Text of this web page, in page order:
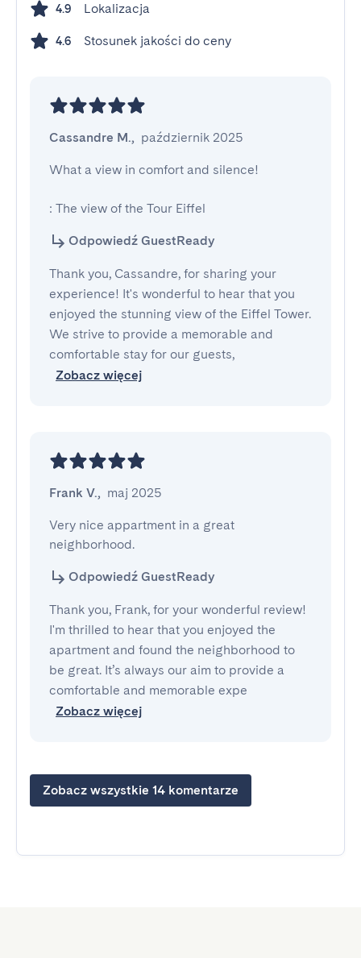
4.9 Lokalizacja
4.6 Stosunek jakości do ceny
Cassandre M., październik 2025
What a view in comfort and silence!
: The view of the Tour Eiffel
Odpowiedź GuestReady
Thank you, Cassandre, for sharing your
experience! It's wonderful to hear that you
enjoyed the stunning view of the Eiffel Tower.
We strive to provide a memorable and
comfortable stay for our guests,
Zobacz więcej
Frank V., maj 2025
Very nice appartment in a great
neighborhood.
Odpowiedź GuestReady
Thank you, Frank, for your wonderful review!
I'm thrilled to hear that you enjoyed the
apartment and found the neighborhood to
be great. It’s always our aim to provide a
comfortable and memorable expe
Zobacz więcej
Zobacz wszystkie 14 komentarze